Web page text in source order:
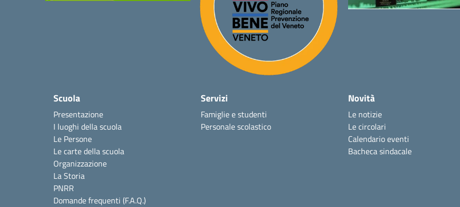
Scuola
Presentazione
I luoghi della scuola
Le Persone
Le carte della scuola
Organizzazione
La Storia
PNRR
Domande frequenti (F.A.Q.)
Servizi
Famiglie e studenti
Personale scolastico
Novità
Le notizie
Le circolari
Calendario eventi
Bacheca sindacale